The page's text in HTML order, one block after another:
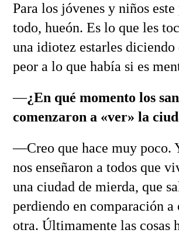
Para los jóvenes y niños este
todo, hueón. Es lo que les
una idiotez estarles diciendo
peor a lo que había si es
—¿En qué momento los
comenzaron a «ver» la
—Creo que hace muy poco.
nos enseñaron a todos que
una ciudad de mierda, que
perdiendo en comparación a
otra. Últimamente las cosas